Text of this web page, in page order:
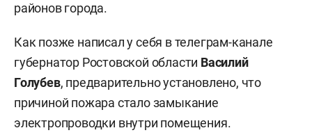
районов города.
Как позже написал у себя в телеграм-канале
губернатор Ростовской области Василий
Голубев, предварительно установлено, что
причиной пожара стало замыкание
электропроводки внутри помещения.